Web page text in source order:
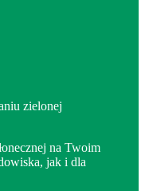
zielonej
na Twoim
jak i dla